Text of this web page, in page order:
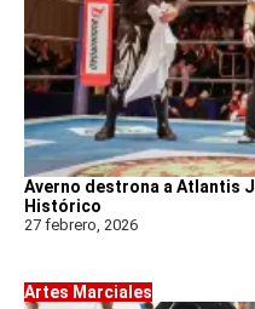
Averno destrona a Atlantis
Histórico
27 febrero, 2026
Artes Marciales